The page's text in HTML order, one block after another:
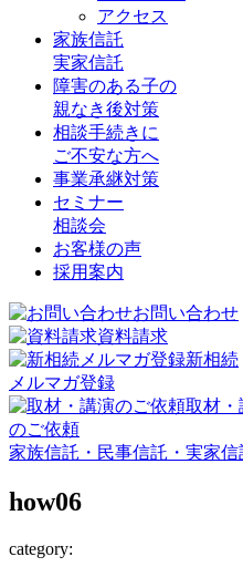
アクセス
家族信託
実家信託
障害のある子の
親なき後対策
相談手続きに
ご不安な方へ
事業承継対策
セミナー
相談会
お客様の声
採用案内
お問い合わせ
資料請求
新相続
メルマガ登録
取材・
のご依頼
家族信託・民事信託・実家
how06
category: